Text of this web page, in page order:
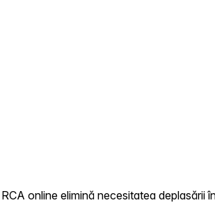
online elimină necesitatea deplasării